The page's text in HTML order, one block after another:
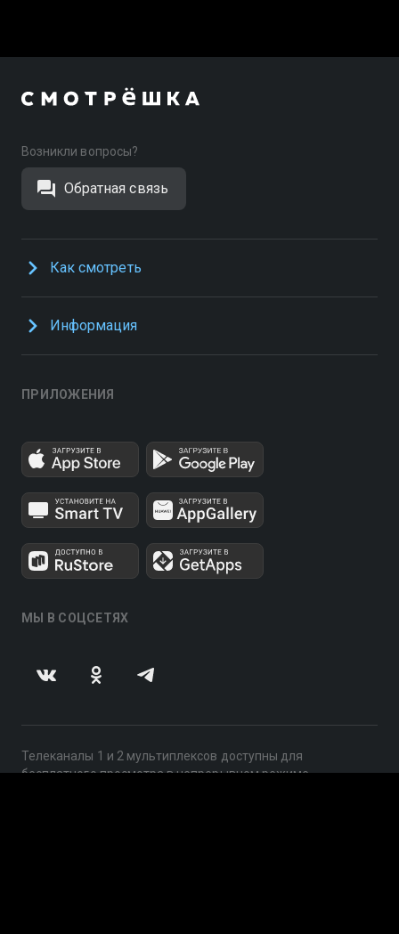
Возникли вопросы?
Обратная связь
Как смотреть
Информация
ПРИЛОЖЕНИЯ
МЫ В СОЦСЕТЯХ
Телеканалы 1 и 2 мультиплексов доступны для
бесплатного просмотра в непрерывном режиме,